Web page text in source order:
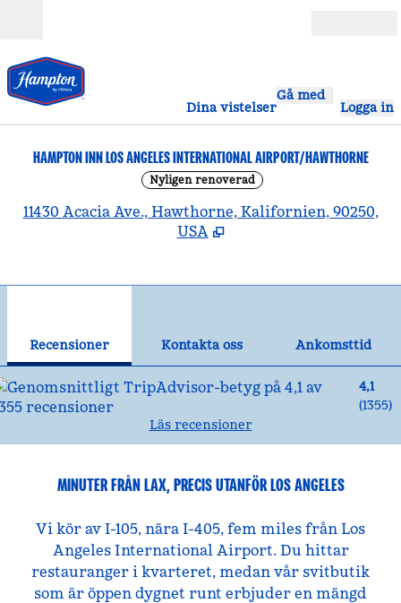
Dina vistelser
Gå med
Logga in
HAMPTON INN LOS ANGELES INTERNATIONAL AIRPORT/HAWTHORNE
Nyligen renoverad
11430 Acacia Ave., Hawthorne, Kalifornien, 90250,
USA
Recensioner Kontakta oss
Ankomsttid
4,1
(1355)
Läs recensioner
MINUTER FRÅN LAX, PRECIS UTANFÖR LOS ANGELES
Vi kör av I-105, nära I-405, fem miles från Los
Angeles International Airport. Du hittar
restauranger i kvarteret, medan vår svitbutik
som är öppen dygnet runt erbjuder en mängd